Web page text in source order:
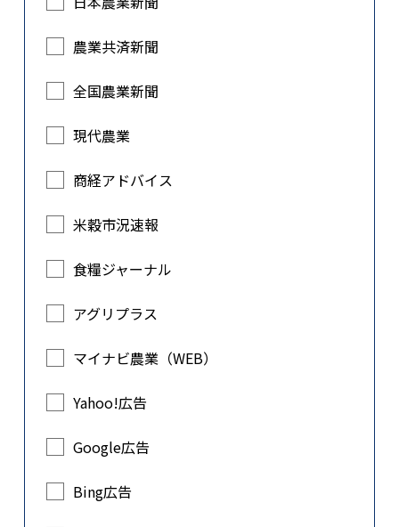
農業共済新聞
全国農業新聞
現代農業
商経アドバイス
米穀市況速報
食糧ジャーナル
アグリプラス
マイナビ農業（WEB）
Yahoo!広告
Google広告
Bing広告